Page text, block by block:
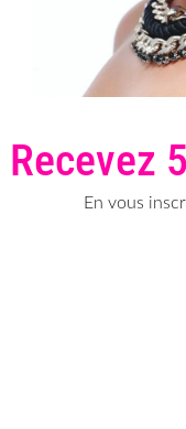
Recevez
En vous